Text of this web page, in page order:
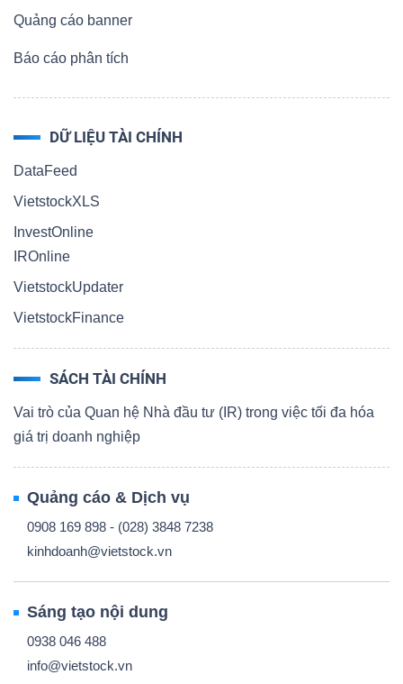
Quảng cáo banner
Báo cáo phân tích
DỮ LIỆU TÀI CHÍNH
DataFeed
VietstockXLS
InvestOnline
IROnline
VietstockUpdater
VietstockFinance
SÁCH TÀI CHÍNH
Vai trò của Quan hệ Nhà đầu tư (IR) trong việc tối đa hóa
giá trị doanh nghiệp
Quảng cáo & Dịch vụ
0908 169 898 - (028) 3848 7238
kinhdoanh@vietstock.vn
Sáng tạo nội dung
0938 046 488
info@vietstock.vn